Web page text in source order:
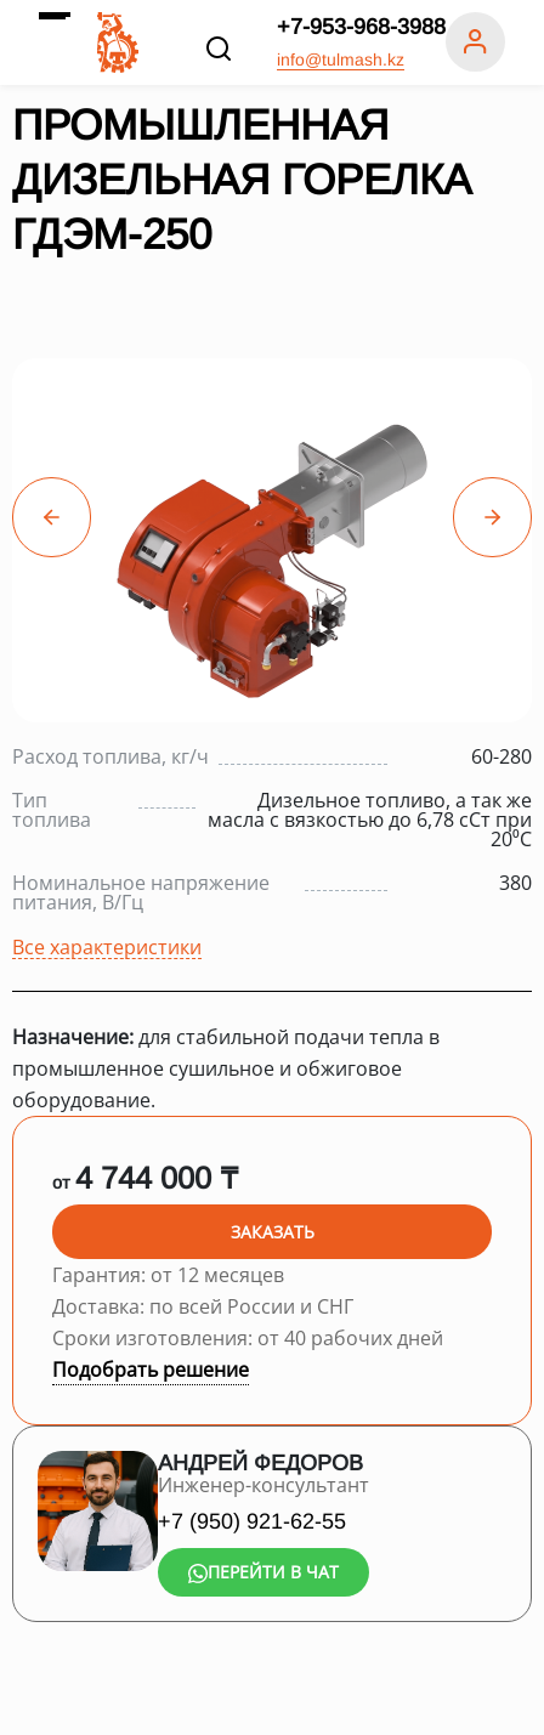
+7-953-968-3988
info@tulmash.kz
ПРОМЫШЛЕННАЯ
ДИЗЕЛЬНАЯ ГОРЕЛКА
ГДЭМ-250
Расход топлива, кг/ч
60-280
Тип
топлива
Дизельное топливо, а так же
масла с вязкостью до 6,78 сСт при
20⁰С
Номинальное напряжение
питания, В/Гц
380
Все характеристики
Назначение:для стабильной подачи тепла в
промышленное сушильное и обжиговое
оборудование.
от 4 744 000 ₸
ЗАКАЗАТЬ
Гарантия: от 12 месяцев
Доставка: по всей России и СНГ
Сроки изготовления: от 40 рабочих дней
Подобрать решение
АНДРЕЙ ФЕДОРОВ
Инженер-консультант
+7 (950) 921-62-55
ПЕРЕЙТИ В ЧАТ